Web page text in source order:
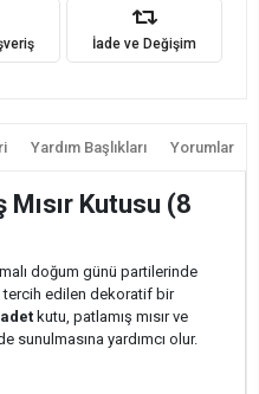
İade ve Değişim
Yardım Başlıkları Yorumlar
Mısır Kutusu (8
doğum günü partilerinde
tercih edilen dekoratif bir
kutu, patlamış mısır ve
sunulmasına yardımcı olur.